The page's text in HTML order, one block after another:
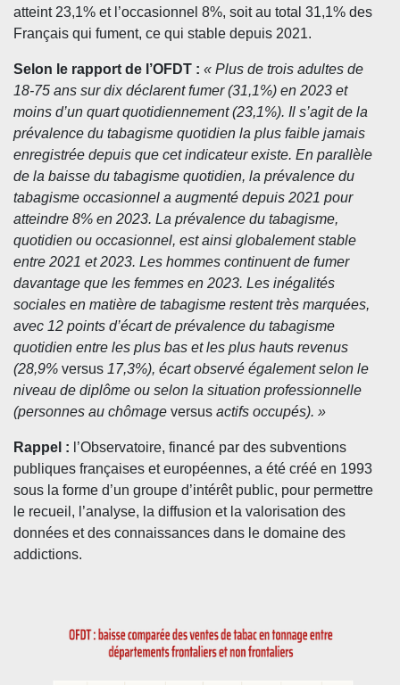
atteint 23,1% et l’occasionnel 8%, soit au total 31,1% des
Français qui fument, ce qui stable depuis 2021.
Selon le rapport de l’OFDT : « Plus de trois adultes de
18-75 ans sur dix déclarent fumer (31,1%) en 2023 et
moins d’un quart quotidiennement (23,1%). Il s’agit de la
prévalence du tabagisme quotidien la plus faible jamais
enregistrée depuis que cet indicateur existe. En parallèle
de la baisse du tabagisme quotidien, la prévalence du
tabagisme occasionnel a augmenté depuis 2021 pour
atteindre 8% en 2023. La prévalence du tabagisme,
quotidien ou occasionnel, est ainsi globalement stable
entre 2021 et 2023. Les hommes continuent de fumer
davantage que les femmes en 2023. Les inégalités
sociales en matière de tabagisme restent très marquées,
avec 12 points d’écart de prévalence du tabagisme
quotidien entre les plus bas et les plus hauts revenus
(28,9% versus 17,3%), écart observé également selon le
niveau de diplôme ou selon la situation professionnelle
(personnes au chômage versus actifs occupés). »
Rappel : l’Observatoire, financé par des subventions
publiques françaises et européennes, a été créé en 1993
sous la forme d’un groupe d’intérêt public, pour permettre
le recueil, l’analyse, la diffusion et la valorisation des
données et des connaissances dans le domaine des
addictions.